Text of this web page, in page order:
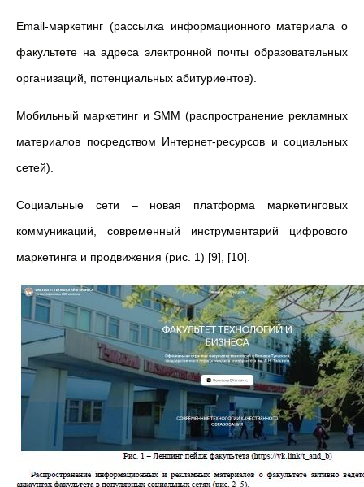
Email-маркетинг (рассылка информационного материала о
факультете на адреса электронной почты образовательных
организаций, потенциальных абитуриентов).
Мобильный маркетинг и SMM (распространение рекламных
материалов посредством Интернет-ресурсов и социальных
сетей).
Социальные сети – новая платформа маркетинговых
коммуникаций, современный инструментарий цифрового
маркетинга и продвижения (рис. 1) [9], [10].